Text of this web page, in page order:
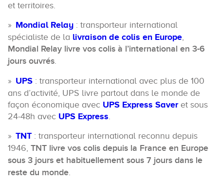
et territoires.
Mondial Relay : transporteur international
spécialiste de la livraison de colis en Europe,
Mondial Relay livre vos colis à l’international en 3-6
jours ouvrés.
UPS : transporteur international avec plus de 100
ans d’activité, UPS livre partout dans le monde de
façon économique avec UPS Express Saveret sous
24-48h avec UPS Express.
TNT : transporteur international reconnu depuis
1946, TNT livre vos colis depuis la France en Europe
sous 3 jours et habituellement sous 7 jours dans le
reste du monde.